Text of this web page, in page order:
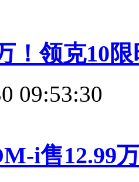
！领克10
09:53:30
i售12.99